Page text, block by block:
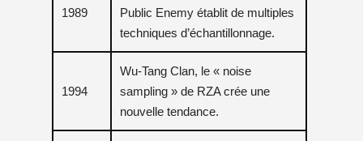
1989
Public Enemy établit de multiples
techniques d’échantillonnage.
1994
Wu-Tang Clan, le « noise
sampling » de RZA crée une
nouvelle tendance.